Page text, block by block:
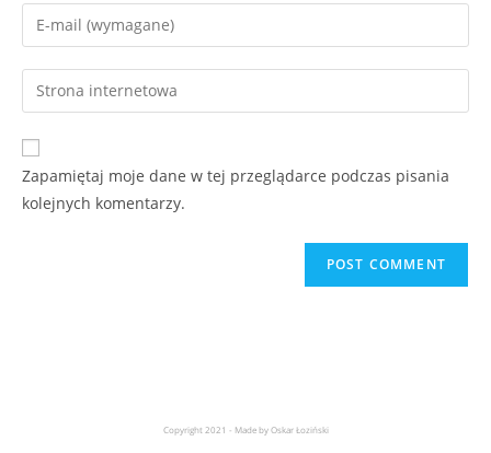
Zapamiętaj moje dane w tej przeglądarce podczas pisania
kolejnych komentarzy.
Copyright 2021 - Made by Oskar Łoziński